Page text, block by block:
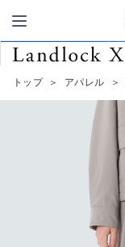
トップ ＞ アパレル ＞